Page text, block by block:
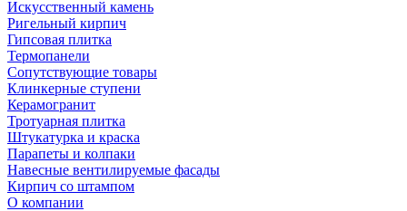
Искусственный камень
Ригельный кирпич
Гипсовая плитка
Термопанели
Сопутствующие товары
Клинкерные ступени
Керамогранит
Тротуарная плитка
Штукатурка и краска
Парапеты и колпаки
Навесные вентилируемые фасады
Кирпич со штампом
О компании